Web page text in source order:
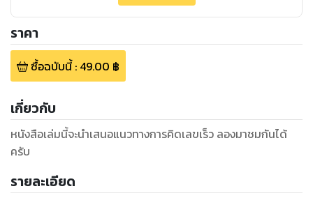
ราคา
ซื้อฉบับนี้: 49.00 ฿
เกี่ยวกับ
หนังสือเล่มนี้จะนำเสนอแนวทางการคิดเลขเร็ว ลองมาชมกันได้
ครับ
รายละเอียด